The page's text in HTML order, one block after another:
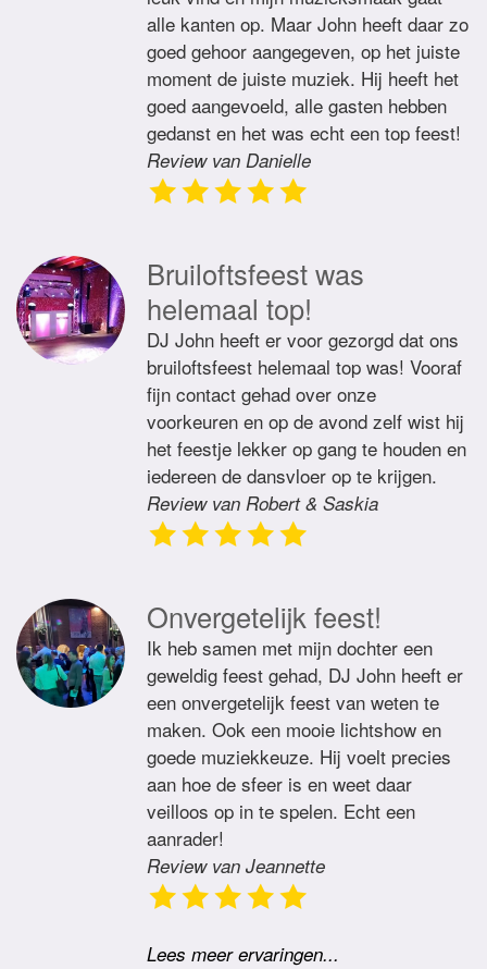
alle kanten op. Maar John heeft daar zo
goed gehoor aangegeven, op het juiste
moment de juiste muziek. Hij heeft het
goed aangevoeld, alle gasten hebben
gedanst en het was echt een top feest!
Review van Danielle
Bruiloftsfeest was
helemaal top!
DJ John heeft er voor gezorgd dat ons
bruiloftsfeest helemaal top was! Vooraf
fijn contact gehad over onze
voorkeuren en op de avond zelf wist hij
het feestje lekker op gang te houden en
iedereen de dansvloer op te krijgen.
Review van Robert & Saskia
Onvergetelijk feest!
Ik heb samen met mijn dochter een
geweldig feest gehad, DJ John heeft er
een onvergetelijk feest van weten te
maken. Ook een mooie lichtshow en
goede muziekkeuze. Hij voelt precies
aan hoe de sfeer is en weet daar
veilloos op in te spelen. Echt een
aanrader!
Review van Jeannette
Lees meer ervaringen...